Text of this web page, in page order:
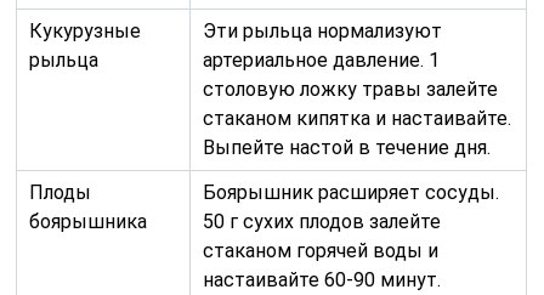
Кукурузные
рыльца
Эти рыльца нормализуют
артериальное давление. 1
столовую ложку травы залейте
стаканом кипятка и настаивайте.
Выпейте настой в течение дня.
Плоды
боярышника
Боярышник расширяет сосуды.
50 г сухих плодов залейте
стаканом горячей воды и
настаивайте 60-90 минут.